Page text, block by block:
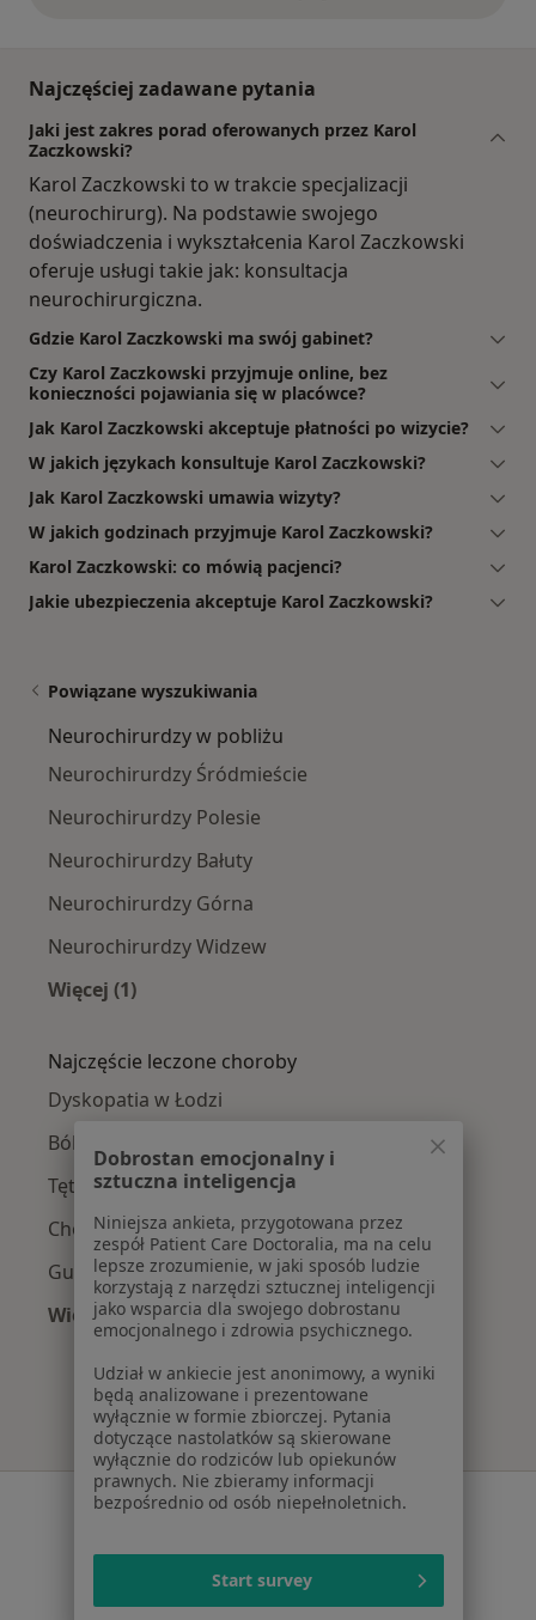
Najczęściej zadawane pytania
Jaki jest zakres porad oferowanych przez Karol
Zaczkowski?
Karol Zaczkowski to w trakcie specjalizacji
(neurochirurg). Na podstawie swojego
doświadczenia i wykształcenia Karol Zaczkowski
oferuje usługi takie jak: konsultacja
neurochirurgiczna.
Gdzie Karol Zaczkowski ma swój gabinet?
Czy Karol Zaczkowski przyjmuje online, bez
konieczności pojawiania się w placówce?
Jak Karol Zaczkowski akceptuje płatności po wizycie?
W jakich językach konsultuje Karol Zaczkowski?
Jak Karol Zaczkowski umawia wizyty?
W jakich godzinach przyjmuje Karol Zaczkowski?
Karol Zaczkowski: co mówią pacjenci?
Jakie ubezpieczenia akceptuje Karol Zaczkowski?
Powiązane wyszukiwania
Neurochirurdzy w pobliżu
Neurochirurdzy Śródmieście
Neurochirurdzy Polesie
Neurochirurdzy Bałuty
Neurochirurdzy Górna
Neurochirurdzy Widzew
Więcej (1)
Najczęście leczone choroby
Dyskopatia w Łodzi
Bóle kręgosłupa w Łodzi
Tętniaki w Łodzi
Choroby kręgosłupa w Łodzi
Guzy mózgu w Łodzi
Więcej (15)
Więcej w kategorii: Najczęście leczone
Serwis
Regulamin
Polityka prywatności pacjentów
Polityka prywatności profesjonalistów
Dobrostan emocjonalny i
sztuczna inteligencja
Niniejsza ankieta, przygotowana przez
zespół Patient Care Doctoralia, ma na celu
lepsze zrozumienie, w jaki sposób ludzie
korzystają z narzędzi sztucznej inteligencji
jako wsparcia dla swojego dobrostanu
emocjonalnego i zdrowia psychicznego.
Udział w ankiecie jest anonimowy, a wyniki
będą analizowane i prezentowane
wyłącznie w formie zbiorczej. Pytania
dotyczące nastolatków są skierowane
wyłącznie do rodziców lub opiekunów
prawnych. Nie zbieramy informacji
bezpośrednio od osób niepełnoletnich.
Start survey